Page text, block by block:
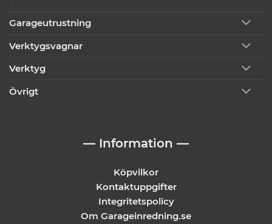
Garageutrustning
Verktygsvagnar
Verktyg
Övrigt
— Information —
Köpvilkor
Kontaktuppgifter
Integritetspolicy
Om Garageinredning.se